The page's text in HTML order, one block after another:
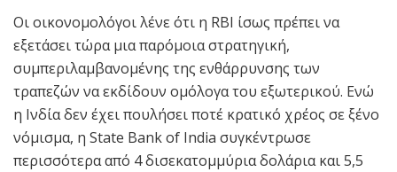
Οι οικονομολόγοι λένε ότι η RBI ίσως πρέπει να
εξετάσει τώρα μια παρόμοια στρατηγική,
συμπεριλαμβανομένης της ενθάρρυνσης των
τραπεζών να εκδίδουν ομόλογα του εξωτερικού. Ενώ
η Ινδία δεν έχει πουλήσει ποτέ κρατικό χρέος σε ξένο
νόμισμα, η State Bank of India συγκέντρωσε
περισσότερα από 4 δισεκατομμύρια δολάρια και 5,5